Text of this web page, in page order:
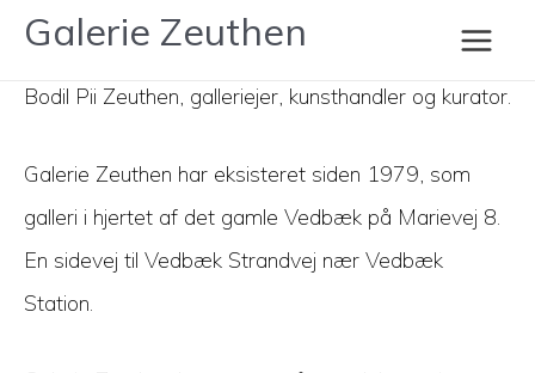
Galerie Zeuthen
Om os
Bodil Pii Zeuthen, galleriejer, kunsthandler og kurator.
Galerie Zeuthen har eksisteret siden 1979, som
galleri i hjertet af det gamle Vedbæk på Marievej 8.
En sidevej til Vedbæk Strandvej nær Vedbæk
Station.